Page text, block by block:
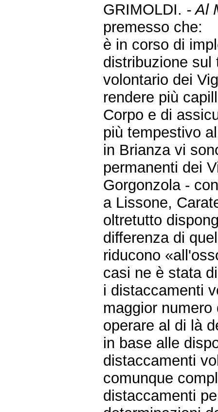
GRIMOLDI. - Al
premesso che:
è in corso di
distribuzione sul
volontario dei
rendere più
Corpo e di
più tempestivo
in Brianza vi
permanenti dei
Gorgonzola -
a Lissone,
oltretutto
differenza di
riducono
casi ne è stata
i distaccamenti
maggior
operare al di là
in base alle
distaccamenti
comunque
distaccamenti